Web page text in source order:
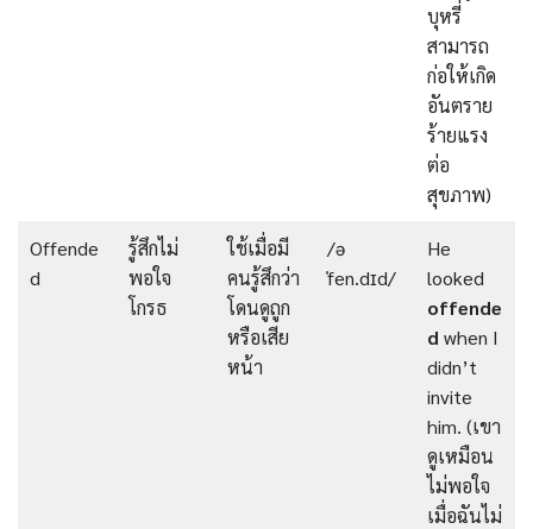
บุหรี่
สามารถ
ก่อให้เกิด
อันตราย
ร้ายแรง
ต่อ
สุขภาพ)
Offende
d
รู้สึกไม่
พอใจ
โกรธ
ใช้เมื่อมี
คนรู้สึกว่า
โดนดูถูก
หรือเสีย
หน้า
/ə
ˈfen.dɪd/
He
looked
offende
d when I
didn’t
invite
him. (เขา
ดูเหมือน
ไม่พอใจ
เมื่อฉันไม่